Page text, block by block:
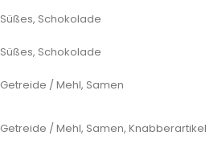
Süßes, Schokolade
Süßes, Schokolade
Getreide / Mehl, Samen
Getreide / Mehl, Samen, Knabberartikel